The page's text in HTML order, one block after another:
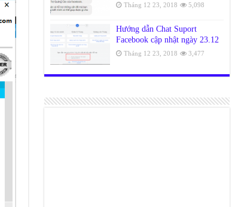
Tháng 12 23, 2018 5,098
Hướng dẫn Chat Suport
Facebook cập nhật ngày 23.12
Tháng 12 23, 2018 3,477